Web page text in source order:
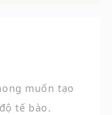
muốn tạo
tế bào.